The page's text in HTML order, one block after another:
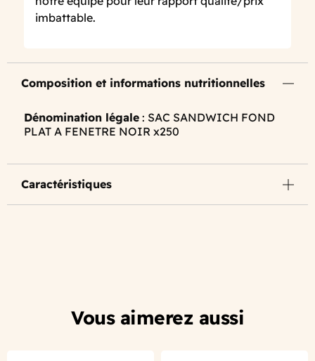
imbattable.
Composition et informations nutritionnelles
Dénomination légale : SAC SANDWICH FOND
PLAT A FENETRE NOIR x250
Caractéristiques
Vous aimerez aussi